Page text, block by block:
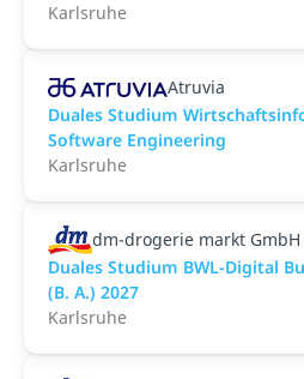
Karlsruhe
Atruvia
Duales Studium
Software Engineering
Karlsruhe
dm-drogerie markt GmbH
Duales Studium BWL-Digital
(B. A.) 2027
Karlsruhe